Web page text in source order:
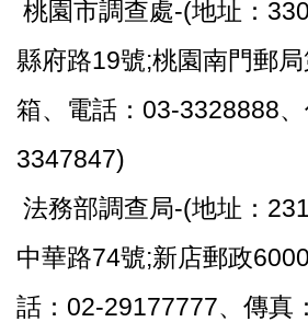
桃園市調查處-(地址：
縣府路19號;桃園南門郵
箱、電話：03-3328888
3347847)
法務部調查局-(地址：
中華路74號;新店郵政
話：02-29177777、傳真